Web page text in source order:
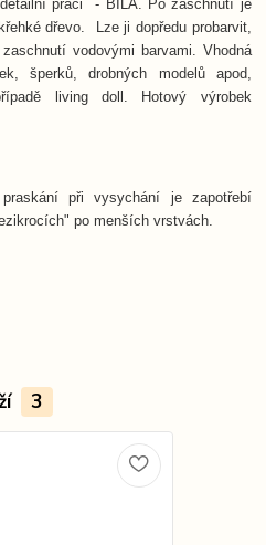
práci - BÍLÁ. Po zaschnutí je
dřevo. Lze ji dopředu probarvit,
vodovými barvami. Vhodná
šperků, drobných modelů apod,
living doll. Hotový výrobek
při vysychání je zapotřebí
po menších vrstvách.
3